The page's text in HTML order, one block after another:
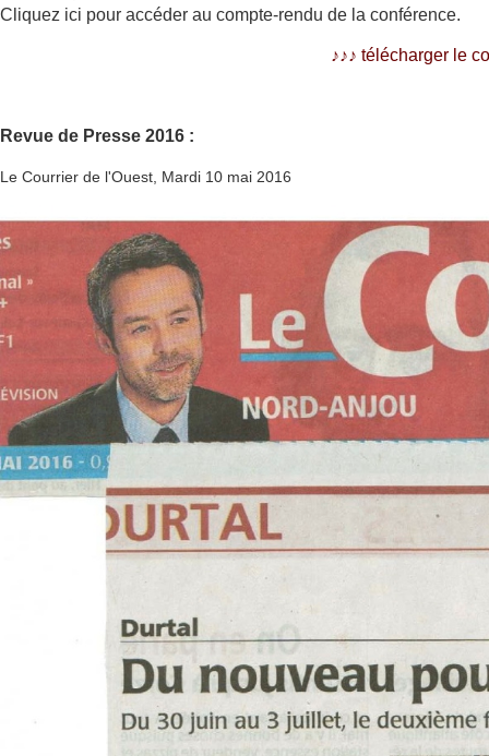
Cliquez ici pour accéder au compte-rendu de la conférence.
♪♪♪ télécharger le
Revue de Presse 2016 :
Le Courrier de l'Ouest, Mardi 10 mai 2016